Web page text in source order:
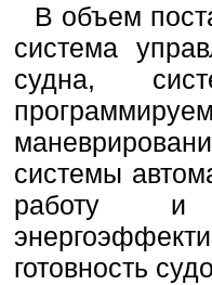
В объем
система
судна,
системы
работу и
готовность